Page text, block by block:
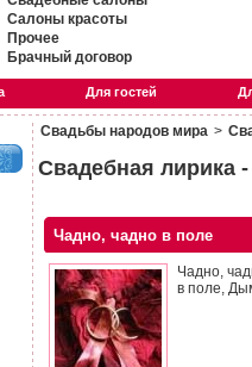
Салоны красоты
Прочее
Брачный договор
Для гостей
Свадьбы народов мира >
Свадебная лирика
Чадно, чадно в поле
Чадно,
в поле,